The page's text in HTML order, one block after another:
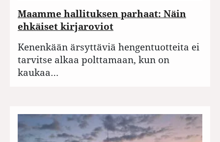
Maamme hallituksen parhaat: Näin
ehkäiset kirjaroviot
Kenenkään ärsyttäviä hengentuotteita ei
tarvitse alkaa polttamaan, kun on
kaukaa…